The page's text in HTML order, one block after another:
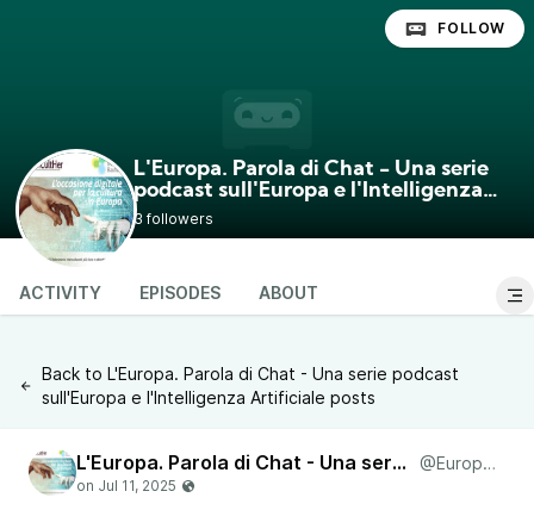
L'Europa. Parola di Chat - Una serie
podcast sull'Europa e l'Intelligenza
Artificiale
3 followers
FOLLOW
ACTIVITY EPISODES ABOUT
Back to L'Europa. Parola di Chat - Una serie podcast
sull'Europa e l'Intelligenza Artificiale posts
L'Europa. Parola di Chat - Una serie podcast sull'Europa e l'Intelligenza Artificiale @Europa_Parola_di_Chat